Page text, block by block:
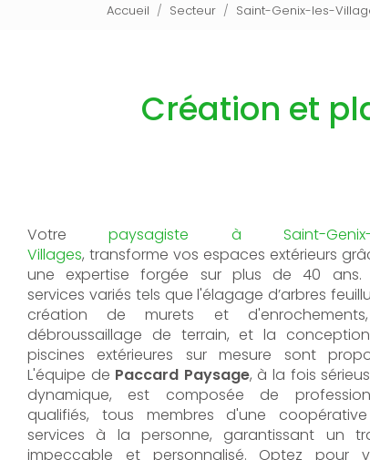
Accueil Secteur Saint-Genix-les-
Création et
Votre paysagiste à
Saint-
Villages, transforme vos espaces extérieurs
une expertise forgée sur plus de 40 ans.
services variés tels que l'élagage d’arbres
création de murets et
débroussaillage de terrain, et la
piscines extérieures sur mesure sont
L'équipe de Paccard Paysage, à la fois
dynamique, est composée de
qualifiés, tous membres d'une
services à la personne, garantissant un
impeccable et personnalisé. Optez pour